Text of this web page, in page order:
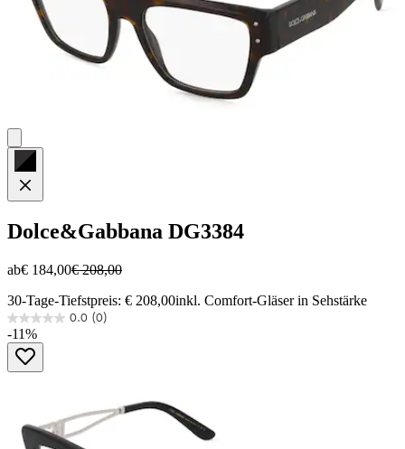
Dolce&Gabbana DG3384
ab€ 184,00€ 208,00
30-Tage-Tiefstpreis: € 208,00inkl. Comfort-Gläser in Sehstärke
0.0 (0)
0.0
von
Sternen.
-11%